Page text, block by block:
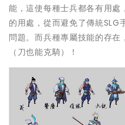
能，這使每種士兵都各有用
的用處，從而避免了傳統SLG
問題。而兵種專屬技能的存
（刀也能克騎）！